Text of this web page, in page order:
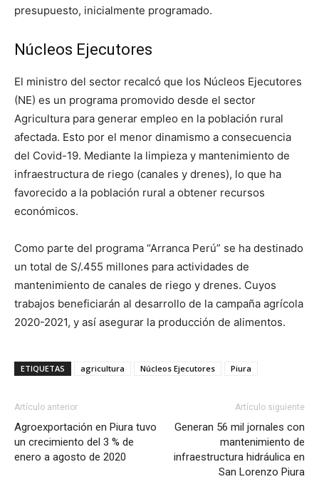
presupuesto, inicialmente programado.
Núcleos Ejecutores
El ministro del sector recalcó que los Núcleos Ejecutores
(NE) es un programa promovido desde el sector
Agricultura para generar empleo en la población rural
afectada. Esto por el menor dinamismo a consecuencia
del Covid-19. Mediante la limpieza y mantenimiento de
infraestructura de riego (canales y drenes), lo que ha
favorecido a la población rural a obtener recursos
económicos.
Como parte del programa “Arranca Perú” se ha destinado
un total de S/.455 millones para actividades de
mantenimiento de canales de riego y drenes. Cuyos
trabajos beneficiarán al desarrollo de la campaña agrícola
2020-2021, y así asegurar la producción de alimentos.
ETIQUETAS agricultura Núcleos Ejecutores Piura
Artículo anterior
Agroexportación en Piura tuvo
un crecimiento del 3 % de
enero a agosto de 2020
Artículo siguiente
Generan 56 mil jornales con
mantenimiento de
infraestructura hidráulica en
San Lorenzo Piura